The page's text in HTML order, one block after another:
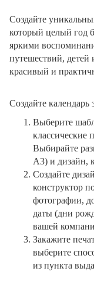
Создайте
который целый год
яркими
путешествий,
красивый и
Создайте календарь
Выберите
классические
Выбирайте
A3) и дизайн,
Создайте
конструктор
фотографии,
даты (дни
вашей
Закажите
выберите
из пункта